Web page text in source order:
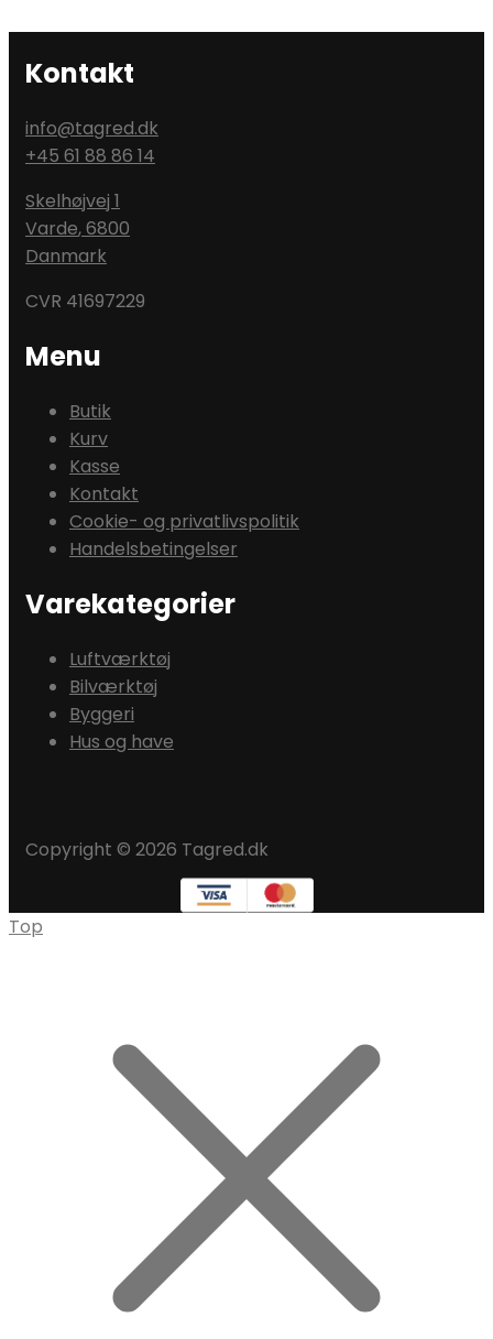
Kontakt
info@tagred.dk
+45 61 88 86 14
Skelhøjvej 1
Varde,6800
Danmark
CVR 41697229
Menu
Butik
Kurv
Kasse
Kontakt
Cookie- og privatlivspolitik
Handelsbetingelser
Varekategorier
Luftværktøj
Bilværktøj
Byggeri
Hus og have
Copyright © 2026 Tagred.dk
Top